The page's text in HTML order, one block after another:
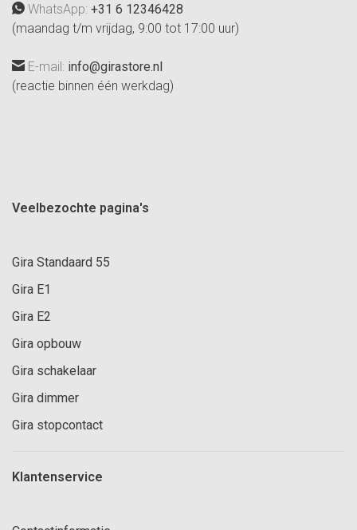
WhatsApp: +31 6 12346428
(maandag t/m vrijdag, 9:00 tot 17:00 uur)
E-mail: info@girastore.nl
(reactie binnen één werkdag)
Veelbezochte pagina's
Gira Standaard 55
Gira E1
Gira E2
Gira opbouw
Gira schakelaar
Gira dimmer
Gira stopcontact
Klantenservice